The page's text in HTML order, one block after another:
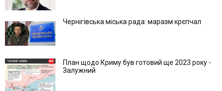
Чернігівська міська рада: маразм крєпчал
План щодо Криму був готовий ще 2023 року -
Залужний